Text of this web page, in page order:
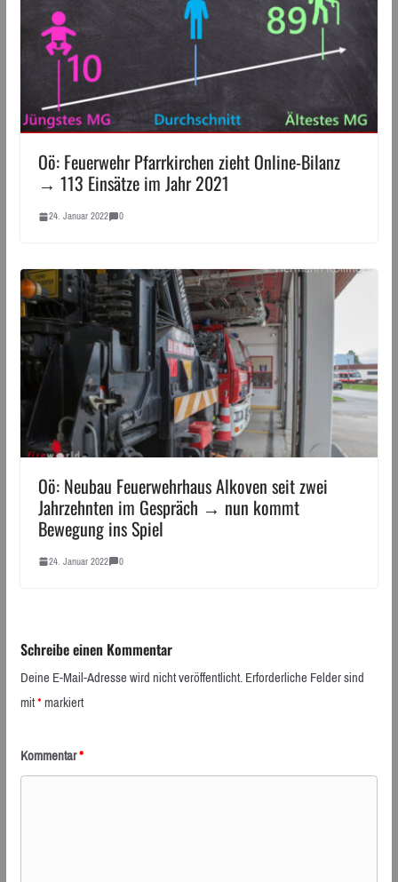
Oö: Feuerwehr Pfarrkirchen zieht Online-Bilanz
→ 113 Einsätze im Jahr 2021
24. Januar 2022 0
Oö: Neubau Feuerwehrhaus Alkoven seit zwei
Jahrzehnten im Gespräch → nun kommt
Bewegung ins Spiel
24. Januar 2022 0
Schreibe einen Kommentar
Deine E-Mail-Adresse wird nicht veröffentlicht.Erforderliche Felder sind
mit*markiert
Kommentar*